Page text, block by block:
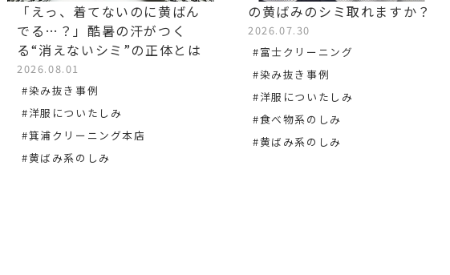
「えっ、着てないのに黄ばん
でる…？」酷暑の汗がつく
る“消えないシミ”の正体とは
2026.08.01
#染み抜き事例
#洋服についたしみ
#箕浦クリーニング本店
#黄ばみ系のしみ
の黄ばみのシミ取れますか？
2026.07.30
#富士クリーニング
#染み抜き事例
#洋服についたしみ
#食べ物系のしみ
#黄ばみ系のしみ